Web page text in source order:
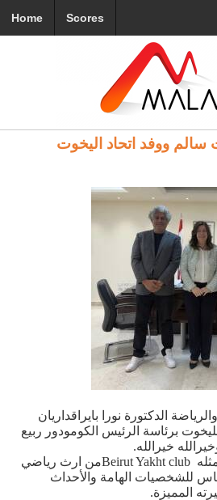
Home Scores
سالم ووفد اتحاد اليخوت
الدكتورة نورا بايراقداريان
لليخوت برئاسة الرئيس الكومودور ربيع
خيرالله.
من ارث رياضي
للشخصيات الهامة والأحداث
المميزة.